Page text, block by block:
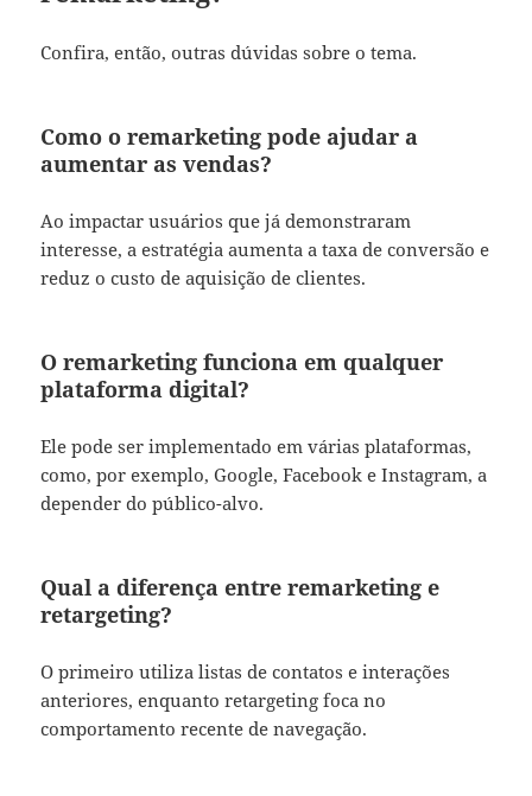
Confira, então, outras dúvidas sobre o tema.
Como o remarketing pode ajudar a
aumentar as vendas?
Ao impactar usuários que já demonstraram
interesse, a estratégia aumenta a taxa de conversão e
reduz o custo de aquisição de clientes.
O remarketing funciona em qualquer
plataforma digital?
Ele pode ser implementado em várias plataformas,
como, por exemplo, Google, Facebook e Instagram, a
depender do público-alvo.
Qual a diferença entre remarketing e
retargeting?
O primeiro utiliza listas de contatos e interações
anteriores, enquanto retargeting foca no
comportamento recente de navegação.